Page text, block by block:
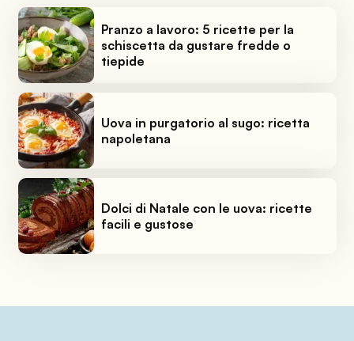
Pranzo a lavoro: 5 ricette per la
schiscetta da gustare fredde o
tiepide
Uova in purgatorio al sugo: ricetta
napoletana
Dolci di Natale con le uova: ricette
facili e gustose